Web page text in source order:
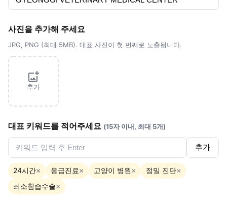
사진을 추가해 주세요
JPG, PNG (최대 5MB). 대표 사진이 첫 번째로 노출됩니다.
추가
대표 키워드를 적어주세요 (15자 이내, 최대 5개)
추가
24시간× 응급진료× 고양이 병원× 정밀 진단×
최소침습수술×